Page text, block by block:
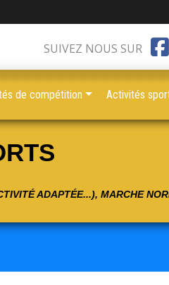
ADAPTÉE...), MARCHE
SUIVEZ NOUS SUR
de compétition Activités